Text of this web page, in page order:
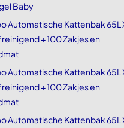
Baby
Automatische Kattenbak 65L
+ 100 Zakjes en
Automatische Kattenbak 65L
+ 100 Zakjes en
Automatische Kattenbak 65L